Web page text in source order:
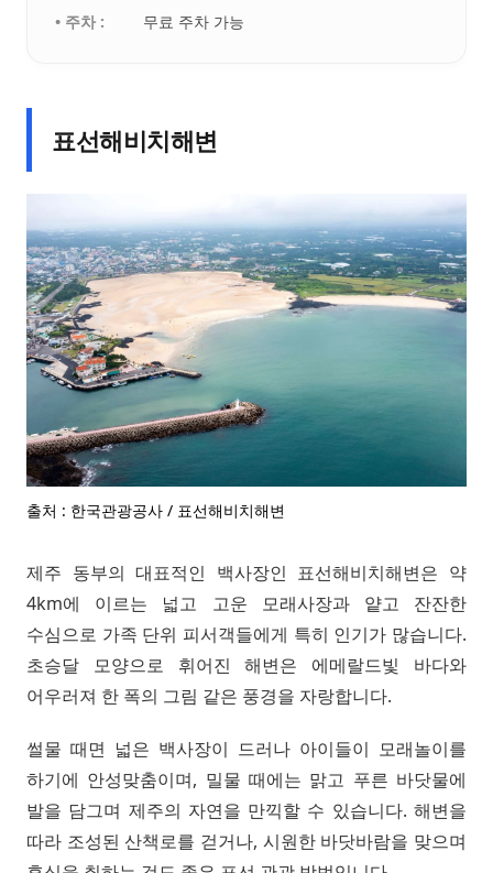
• 주차 : 무료 주차 가능
표선해비치해변
출처 : 한국관광공사 / 표선해비치해변
제주 동부의 대표적인 백사장인 표선해비치해변은 약
4km에 이르는 넓고 고운 모래사장과 얕고 잔잔한
수심으로 가족 단위 피서객들에게 특히 인기가 많습니다.
초승달 모양으로 휘어진 해변은 에메랄드빛 바다와
어우러져 한 폭의 그림 같은 풍경을 자랑합니다.
썰물 때면 넓은 백사장이 드러나 아이들이 모래놀이를
하기에 안성맞춤이며, 밀물 때에는 맑고 푸른 바닷물에
발을 담그며 제주의 자연을 만끽할 수 있습니다. 해변을
따라 조성된 산책로를 걷거나, 시원한 바닷바람을 맞으며